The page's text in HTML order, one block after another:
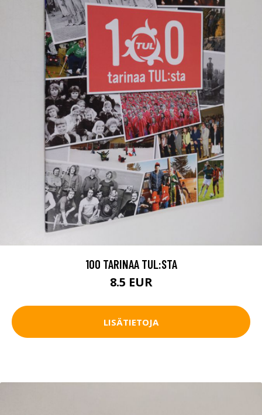
100 TARINAA TUL:STA
8.5 EUR
LISÄTIETOJA